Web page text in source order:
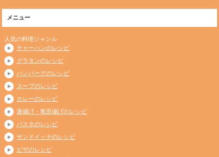
メニュー
人気の料理ジャンル
チャーハンのレシピ
グラタンのレシピ
ハンバーグのレシピ
スープのレシピ
カレーのレシピ
唐揚げ・竜田揚げのレシピ
パスタのレシピ
サンドイッチのレシピ
ピザのレシピ